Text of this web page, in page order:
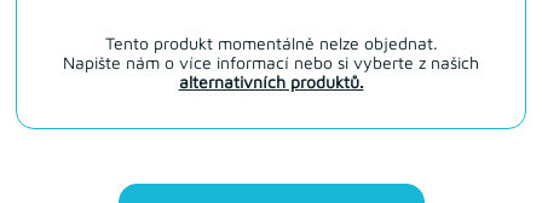
Tento produkt momentálně nelze objednat.
Napište nám o více informací nebo si vyberte z našich
alternativních produktů.